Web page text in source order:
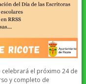
celebrará el próximo 24 de
y completo de